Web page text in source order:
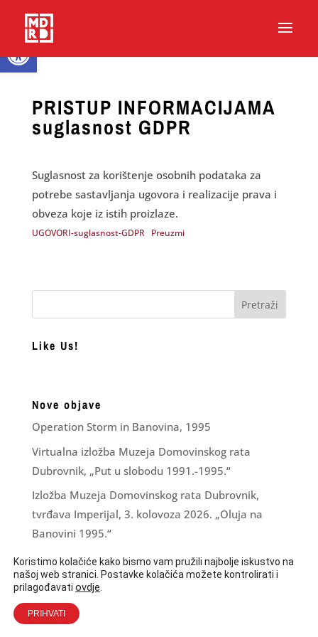
Open toolbar
PRISTUP INFORMACIJAMA
suglasnost GDPR
Suglasnost za korištenje osobnih podataka za
potrebe sastavljanja ugovora i realizacije prava i
obveza koje iz istih proizlaze.
UGOVORI-suglasnost-GDPR Preuzmi
Like Us!
Nove objave
Operation Storm in Banovina, 1995
Virtualna izložba Muzeja Domovinskog rata
Dubrovnik, „Put u slobodu 1991.-1995.“
Izložba Muzeja Domovinskog rata Dubrovnik,
tvrđava Imperijal, 3. kolovoza 2026. „Oluja na
Banovini 1995.“
Financijsko izvješće za razdoblje I – VI 2026.
LJUBAV ZNA ŠTO JOJ JE ČINITI
Koristimo kolačiće kako bismo vam pružili najbolje iskustvo na
našoj web stranici. Postavke kolačića možete kontrolirati i
prilagođavati ovdje.
PRIHVATI